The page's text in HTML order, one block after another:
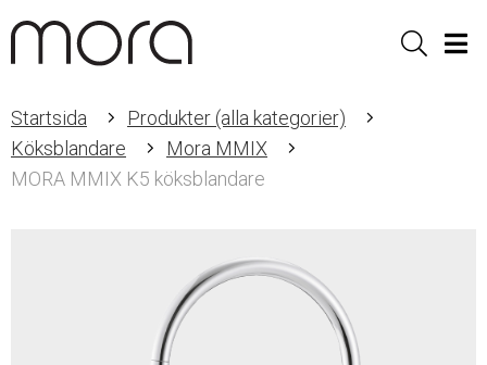
Sök
Startsida
Produkter (alla kategorier)
Köksblandare
Mora MMIX
MORA MMIX K5 köksblandare